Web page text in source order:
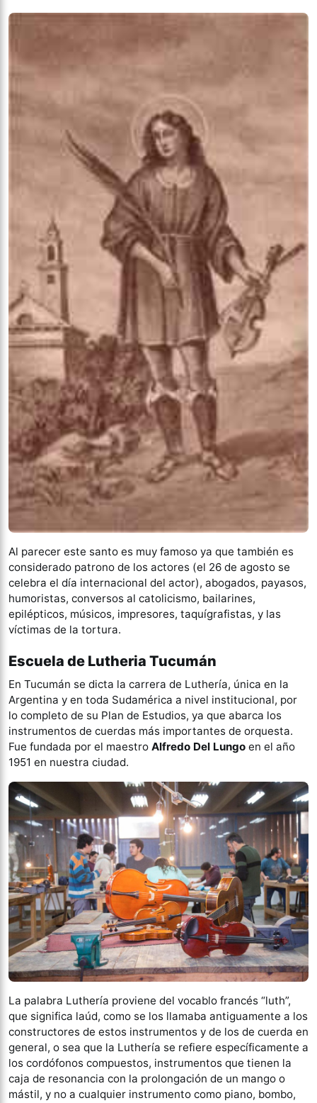
Al parecer este santo es muy famoso ya que también es
considerado patrono de los actores (el 26 de agosto se
celebra el día internacional del actor), abogados, payasos,
humoristas, conversos al catolicismo, bailarines,
epilépticos, músicos, impresores, taquígrafistas, y las
víctimas de la tortura.
Escuela de Lutheria Tucumán
En Tucumán se dicta la carrera de Luthería, única en la
Argentina y en toda Sudamérica a nivel institucional, por
lo completo de su Plan de Estudios, ya que abarca los
instrumentos de cuerdas más importantes de orquesta.
Fue fundada por el maestro Alfredo Del Lungo en el año
1951 en nuestra ciudad.
La palabra Luthería proviene del vocablo francés “luth”,
que significa laúd, como se los llamaba antiguamente a los
constructores de estos instrumentos y de los de cuerda en
general, o sea que la Luthería se refiere específicamente a
los cordófonos compuestos, instrumentos que tienen la
caja de resonancia con la prolongación de un mango o
mástil, y no a cualquier instrumento como piano, bombo,